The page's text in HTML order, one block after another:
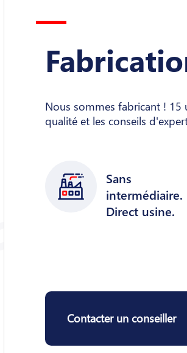
Nous sommes fabricant ! 15
qualité et les conseils
Sans
intermédiaire.
Direct usine.
Contacter un conseiller